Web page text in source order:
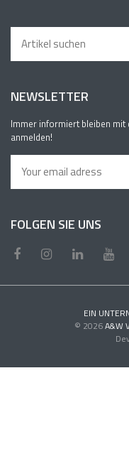
NEWSLETTER
Immer informiert bleiben mit
anmelden!
FOLGEN SIE UNS
EIN
© 2026A&W